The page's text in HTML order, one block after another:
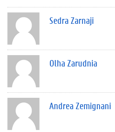
Sedra Zarnaji
Olha Zarudnia
Andrea Zemignani